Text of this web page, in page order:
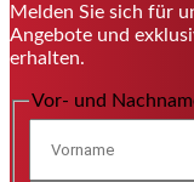
Melden Sie sich für
Angebote und
erhalten.
Vor- und